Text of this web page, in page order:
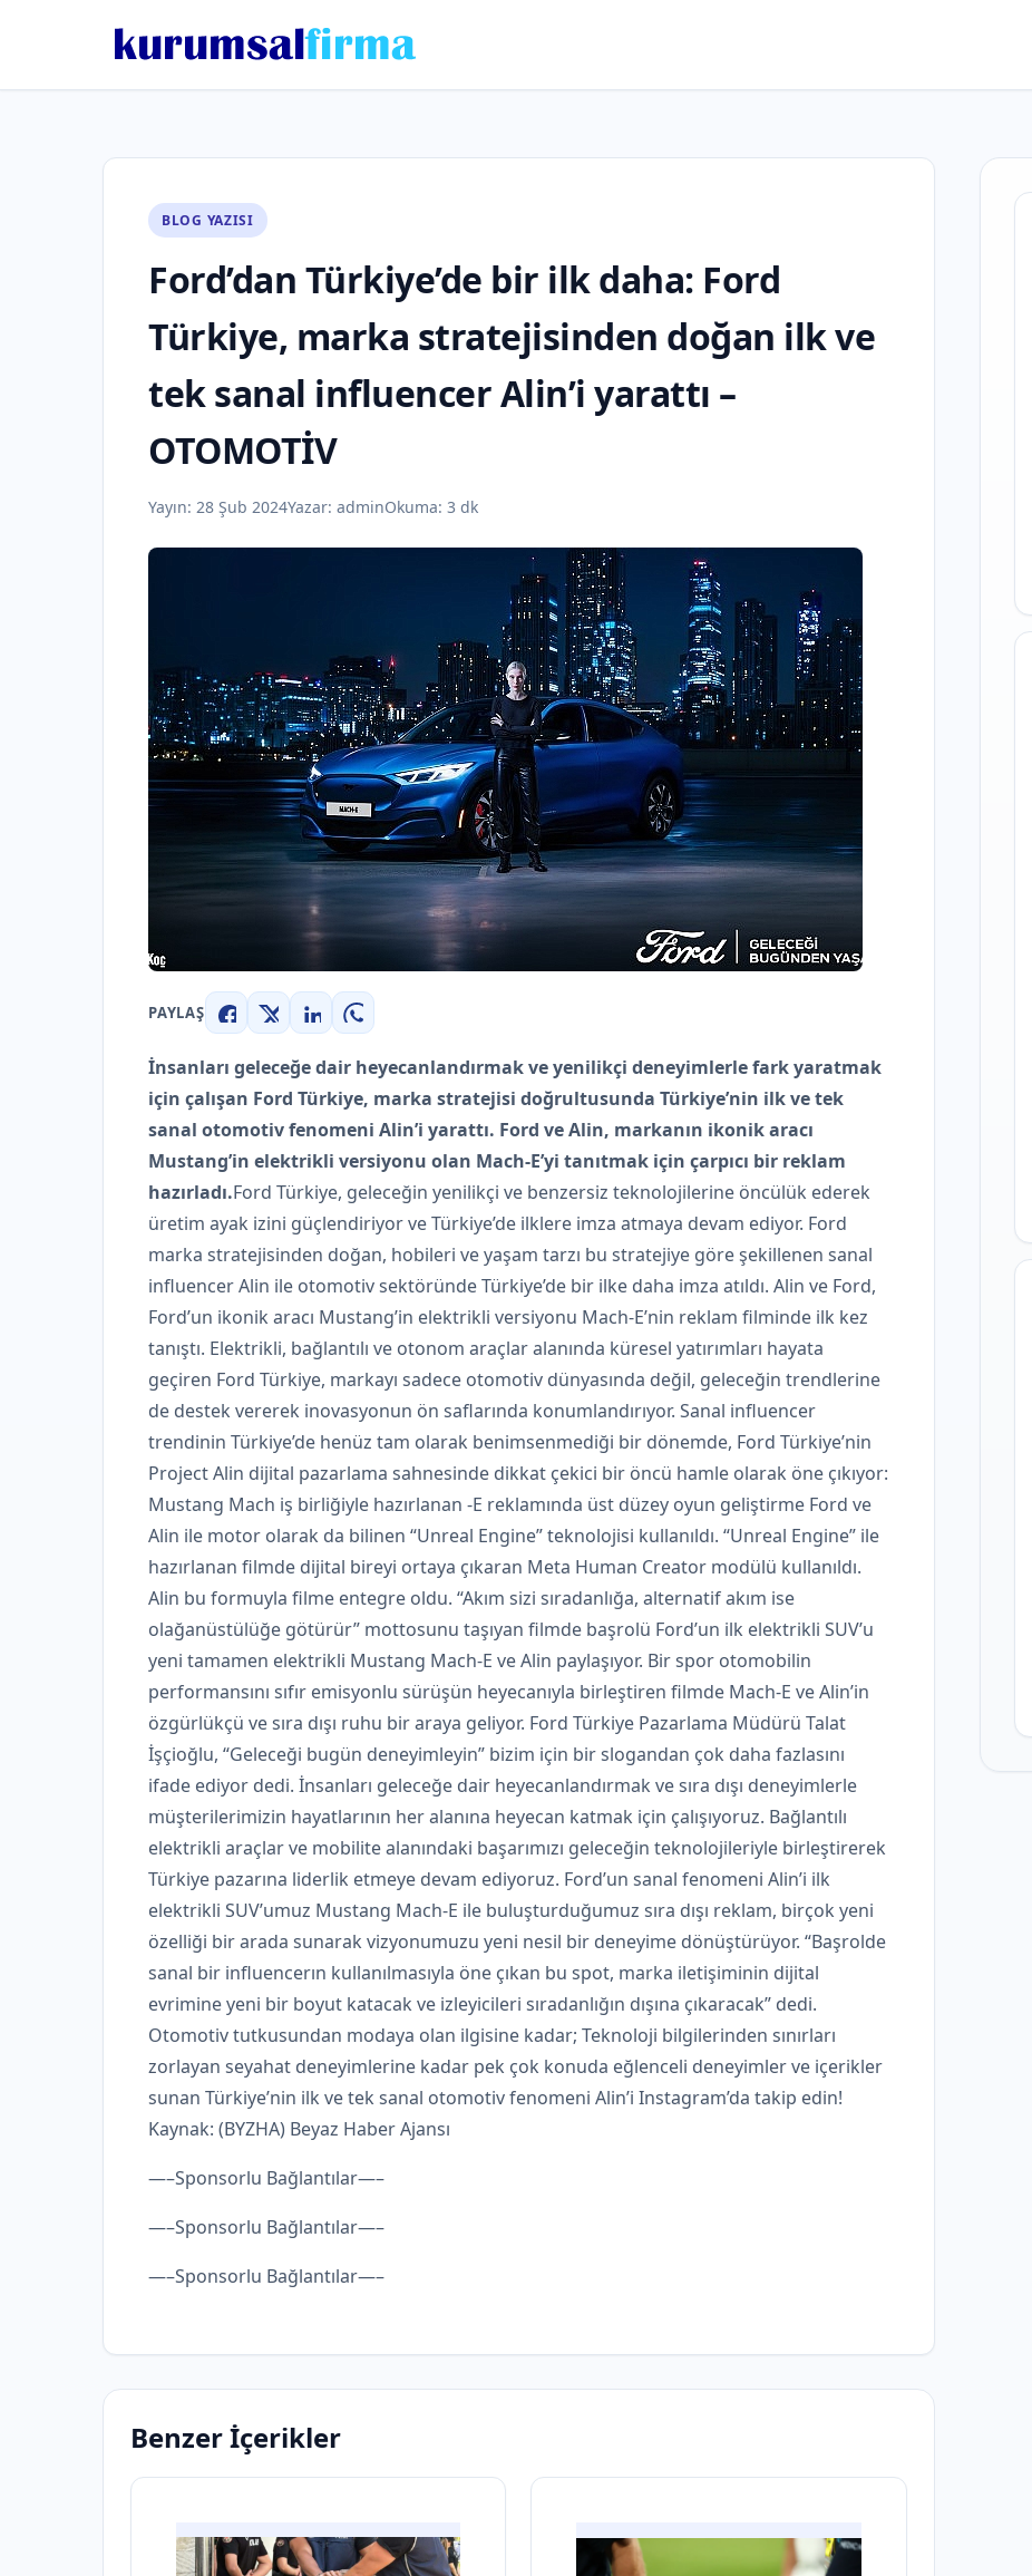
BLOG YAZISI
Ford’dan Türkiye’de bir ilk daha: Ford
Türkiye, marka stratejisinden doğan ilk ve
tek sanal influencer Alin’i yarattı –
OTOMOTİV
Yayın: 28 Şub 2024Yazar: adminOkuma: 3 dk
PAYLAŞ
Facebook
X LinkedInWhatsApp
İnsanları geleceğe dair heyecanlandırmak ve yenilikçi deneyimlerle fark yaratmak
için çalışan Ford Türkiye, marka stratejisi doğrultusunda Türkiye’nin ilk ve tek
sanal otomotiv fenomeni Alin’i yarattı. Ford ve Alin, markanın ikonik aracı
Mustang’in elektrikli versiyonu olan Mach-E’yi tanıtmak için çarpıcı bir reklam
hazırladı.Ford Türkiye, geleceğin yenilikçi ve benzersiz teknolojilerine öncülük ederek
üretim ayak izini güçlendiriyor ve Türkiye’de ilklere imza atmaya devam ediyor. Ford
marka stratejisinden doğan, hobileri ve yaşam tarzı bu stratejiye göre şekillenen sanal
influencer Alin ile otomotiv sektöründe Türkiye’de bir ilke daha imza atıldı. Alin ve Ford,
Ford’un ikonik aracı Mustang’in elektrikli versiyonu Mach-E’nin reklam filminde ilk kez
tanıştı. Elektrikli, bağlantılı ve otonom araçlar alanında küresel yatırımları hayata
geçiren Ford Türkiye, markayı sadece otomotiv dünyasında değil, geleceğin trendlerine
de destek vererek inovasyonun ön saflarında konumlandırıyor. Sanal influencer
trendinin Türkiye’de henüz tam olarak benimsenmediği bir dönemde, Ford Türkiye’nin
Project Alin dijital pazarlama sahnesinde dikkat çekici bir öncü hamle olarak öne çıkıyor:
Mustang Mach iş birliğiyle hazırlanan -E reklamında üst düzey oyun geliştirme Ford ve
Alin ile motor olarak da bilinen “Unreal Engine” teknolojisi kullanıldı. “Unreal Engine” ile
hazırlanan filmde dijital bireyi ortaya çıkaran Meta Human Creator modülü kullanıldı.
Alin bu formuyla filme entegre oldu. “Akım sizi sıradanlığa, alternatif akım ise
olağanüstülüğe götürür” mottosunu taşıyan filmde başrolü Ford’un ilk elektrikli SUV’u
yeni tamamen elektrikli Mustang Mach-E ve Alin paylaşıyor. Bir spor otomobilin
performansını sıfır emisyonlu sürüşün heyecanıyla birleştiren filmde Mach-E ve Alin’in
özgürlükçü ve sıra dışı ruhu bir araya geliyor. Ford Türkiye Pazarlama Müdürü Talat
İşçioğlu, “Geleceği bugün deneyimleyin” bizim için bir slogandan çok daha fazlasını
ifade ediyor dedi. İnsanları geleceğe dair heyecanlandırmak ve sıra dışı deneyimlerle
müşterilerimizin hayatlarının her alanına heyecan katmak için çalışıyoruz. Bağlantılı
elektrikli araçlar ve mobilite alanındaki başarımızı geleceğin teknolojileriyle birleştirerek
Türkiye pazarına liderlik etmeye devam ediyoruz. Ford’un sanal fenomeni Alin’i ilk
elektrikli SUV’umuz Mustang Mach-E ile buluşturduğumuz sıra dışı reklam, birçok yeni
özelliği bir arada sunarak vizyonumuzu yeni nesil bir deneyime dönüştürüyor. “Başrolde
sanal bir influencerın kullanılmasıyla öne çıkan bu spot, marka iletişiminin dijital
evrimine yeni bir boyut katacak ve izleyicileri sıradanlığın dışına çıkaracak” dedi.
Otomotiv tutkusundan modaya olan ilgisine kadar; Teknoloji bilgilerinden sınırları
zorlayan seyahat deneyimlerine kadar pek çok konuda eğlenceli deneyimler ve içerikler
sunan Türkiye’nin ilk ve tek sanal otomotiv fenomeni Alin’i Instagram’da takip edin!
Kaynak: (BYZHA) Beyaz Haber Ajansı
—–Sponsorlu Bağlantılar—–
—–Sponsorlu Bağlantılar—–
—–Sponsorlu Bağlantılar—–
Benzer İçerikler